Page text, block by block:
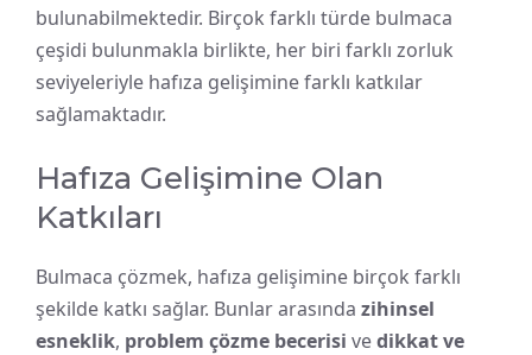
bulunabilmektedir. Birçok farklı türde bulmaca
çeşidi bulunmakla birlikte, her biri farklı zorluk
seviyeleriyle hafıza gelişimine farklı katkılar
sağlamaktadır.
Hafıza Gelişimine Olan
Katkıları
Bulmaca çözmek, hafıza gelişimine birçok farklı
şekilde katkı sağlar. Bunlar arasında zihinsel
esneklik, problem çözme becerisi vedikkat ve